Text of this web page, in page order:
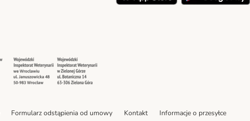
Security Security
Formularz odstąpienia od umowy Kontakt Informacje o przesyłce